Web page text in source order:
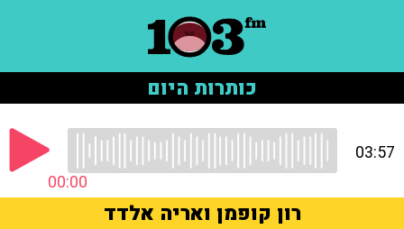
כותרות היום
00:00
03:57
רון קופמן ואריה אלדד